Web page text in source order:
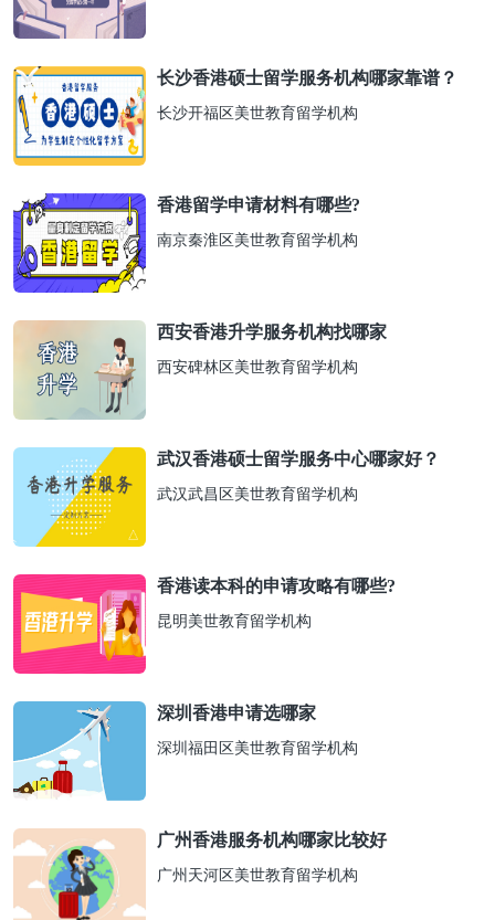
长沙香港硕士留学服务机构哪家靠谱？
长沙开福区美世教育留学机构
香港留学申请材料有哪些?
南京秦淮区美世教育留学机构
西安香港升学服务机构找哪家
西安碑林区美世教育留学机构
武汉香港硕士留学服务中心哪家好？
武汉武昌区美世教育留学机构
香港读本科的申请攻略有哪些?
昆明美世教育留学机构
深圳香港申请选哪家
深圳福田区美世教育留学机构
广州香港服务机构哪家比较好
广州天河区美世教育留学机构